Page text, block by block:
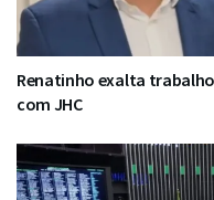
Renatinho exalta
com JHC